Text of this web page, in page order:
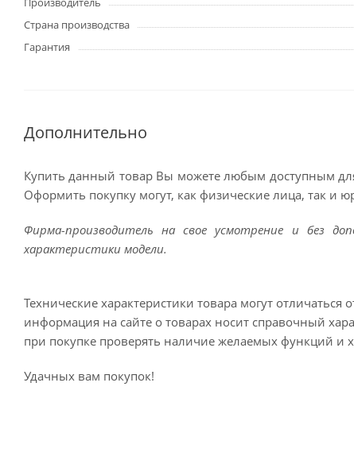
Страна производства
Гарантия
Дополнительно
Купить данный товар Вы можете любым доступным
Оформить покупку могут, как физические лица, так и
Фирма-производитель на свое усмотрение и без
характеристики модели.
Технические характеристики товара могут
информация на сайте о товарах носит справочный
при покупке проверять наличие желаемых функций и
Удачных вам покупок!